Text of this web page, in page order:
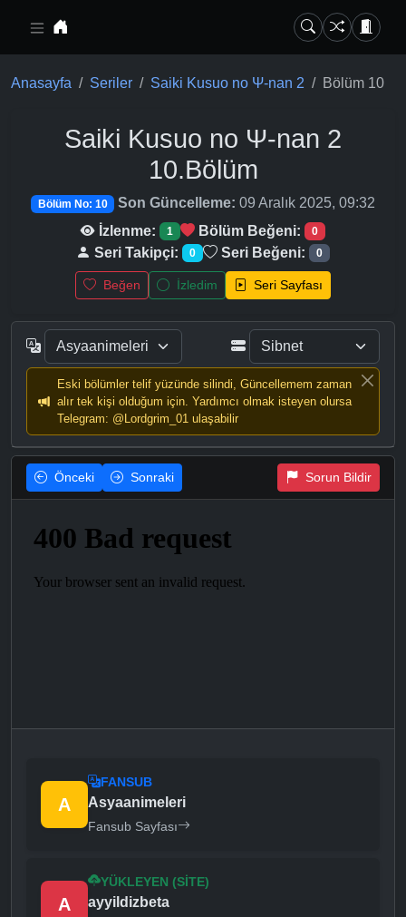
Anasayfa Seriler Saiki Kusuo no Ψ-nan 2 Bölüm 10
Saiki Kusuo no Ψ-nan 2
10.Bölüm
Bölüm No: 10 Son Güncelleme: 09 Aralık 2025, 09:32
İzlenme:
1 Bölüm Beğeni: 0
Seri Takipçi: 0 Seri Beğeni: 0
Beğen İzledim Seri Sayfası
Eski bölümler telif yüzünde silindi, Güncellemem zaman
alır tek kişi olduğum için. Yardımcı olmak isteyen olursa
Telegram: @Lordgrim_01 ulaşabilir
Önceki Sonraki Sorun Bildir
A
FANSUB
Asyaanimeleri
Fansub Sayfası
A
YÜKLEYEN (SITE)
ayyildizbeta